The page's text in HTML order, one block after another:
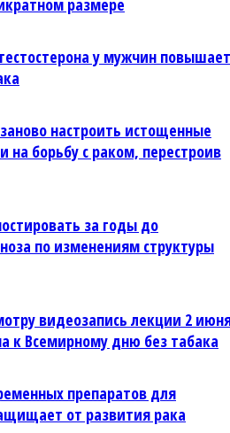
у мужчин повышает
настроить истощенные
на борьбу с раком, перестроив
за годы до
по изменениям структуры
видеозапись лекции 2
к Всемирному дню без табака
препаратов для
от развития рака